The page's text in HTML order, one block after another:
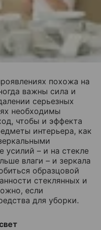
похожа на
важны сила и
серьезных
необходимы
чтобы и эффекта
интерьера, как
усилий – и на стекле
влаги – и зеркала
образцовой
стеклянных и
если
для уборки.